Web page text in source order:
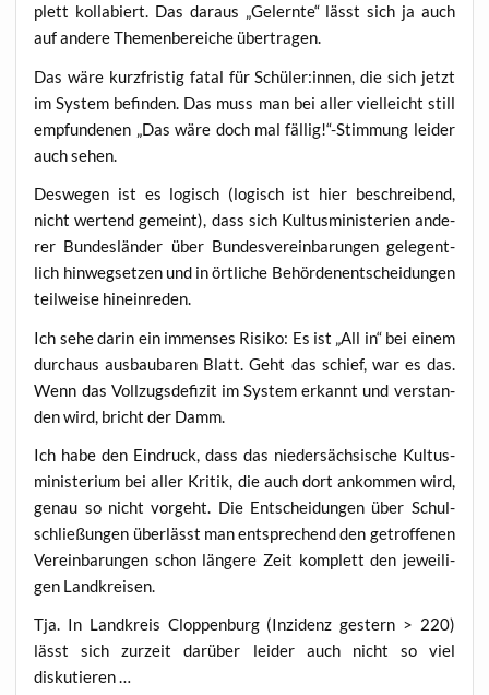
plett kol­la­biert. Das dar­aus „Gelern­te“ lässt sich ja auch
auf ande­re The­men­be­rei­che übertragen.
Das wäre kurz­fris­tig fatal für Schüler:innen, die sich jetzt
im Sys­tem befin­den. Das muss man bei aller viel­leicht still
emp­fun­de­nen „Das wäre doch mal fällig!“-Stimmung lei­der
auch sehen.
Des­we­gen ist es logisch (logisch ist hier beschrei­bend,
nicht wer­tend gemeint), dass sich Kul­tus­mi­nis­te­ri­en ande­
rer Bun­des­län­der über Bun­des­ver­ein­ba­run­gen gele­gent­
lich hin­weg­set­zen und in ört­li­che Behör­den­ent­schei­dun­gen
teil­wei­se hineinreden.
Ich sehe dar­in ein immenses Risi­ko: Es ist „All in“ bei einem
durch­aus aus­bau­ba­ren Blatt. Geht das schief, war es das.
Wenn das Voll­zugs­de­fi­zit im Sys­tem erkannt und ver­stan­
den wird, bricht der Damm.
Ich habe den Ein­druck, dass das nie­der­säch­si­sche Kul­tus­
mi­nis­te­ri­um bei aller Kri­tik, die auch dort ankom­men wird,
genau so nicht vor­geht. Die Ent­schei­dun­gen über Schul­
schlie­ßun­gen über­lässt man ent­spre­chend den getrof­fe­nen
Ver­ein­ba­run­gen schon län­ge­re Zeit kom­plett den jewei­li­
gen Landkreisen.
Tja. In Land­kreis Clop­pen­burg (Inzi­denz ges­tern > 220)
lässt sich zur­zeit dar­über lei­der auch nicht so viel
diskutieren …